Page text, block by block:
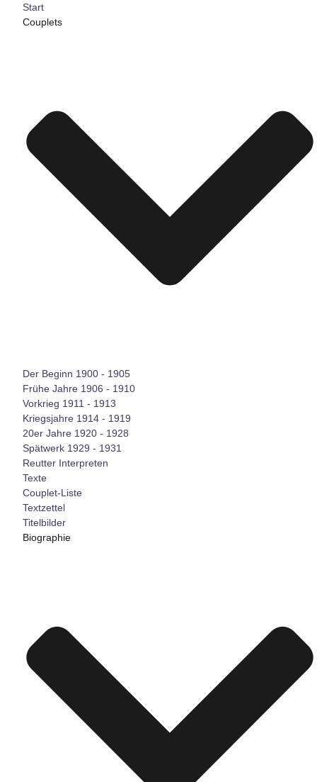
Start
Couplets
Der Beginn 1900 - 1905
Frühe Jahre 1906 - 1910
Vorkrieg 1911 - 1913
Kriegsjahre 1914 - 1919
20er Jahre 1920 - 1928
Spätwerk 1929 - 1931
Reutter Interpreten
Texte
Couplet-Liste
Textzettel
Titelbilder
Biographie